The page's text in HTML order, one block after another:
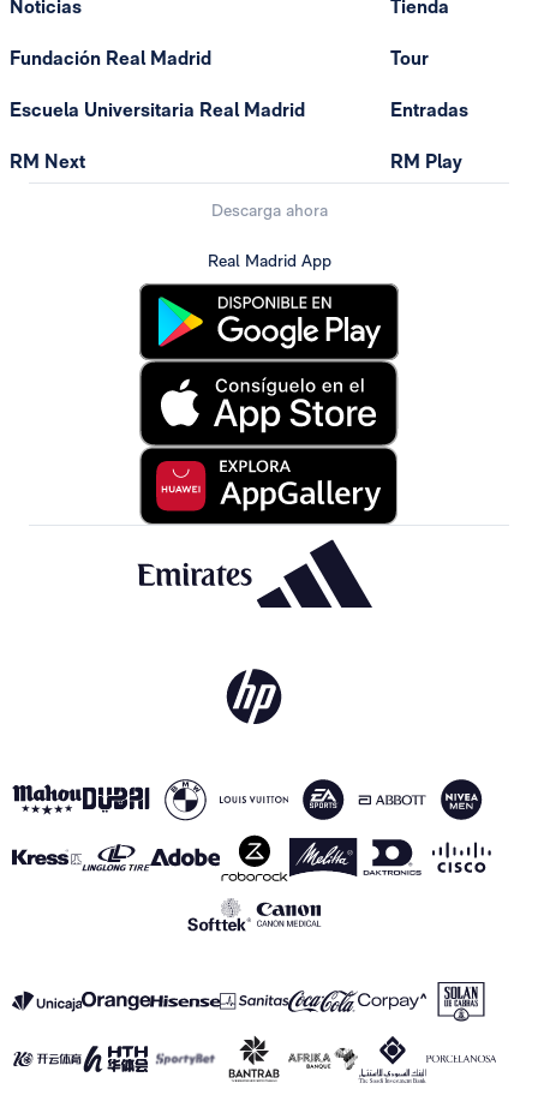
Noticias
Fundación Real Madrid
Escuela Universitaria Real Madrid
RM Next
Tienda
Tour
Entradas
RM Play
Descarga ahora
Real Madrid App